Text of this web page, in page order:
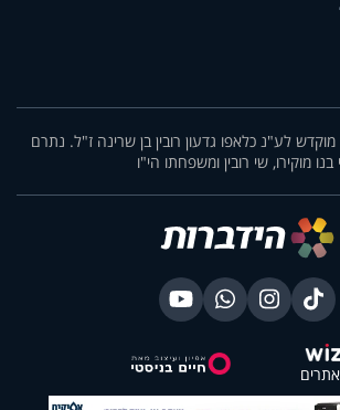
לע"נ כלאפו גדעון רובין בן שרינה ז"ל. נתרם
בנו מוקירו, שי רובין ומשפחתו הי"ו